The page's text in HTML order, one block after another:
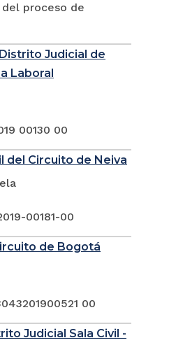
proceso de
Judicial de
Laboral
00130 00
del Circuito de Neiva
00181-00
de Bogotá
00
Judicial Sala Civil -